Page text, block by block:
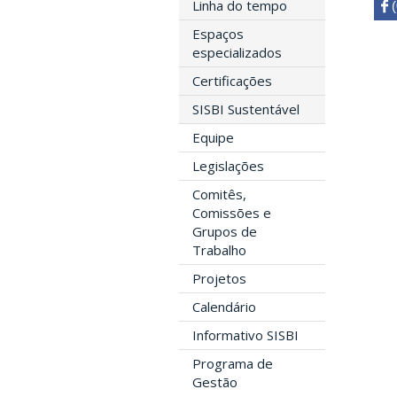
Linha do tempo
Espaços
especializados
Certificações
SISBI Sustentável
Equipe
Legislações
Comitês,
Comissões e
Grupos de
Trabalho
Projetos
Calendário
Informativo SISBI
Programa de
Gestão
